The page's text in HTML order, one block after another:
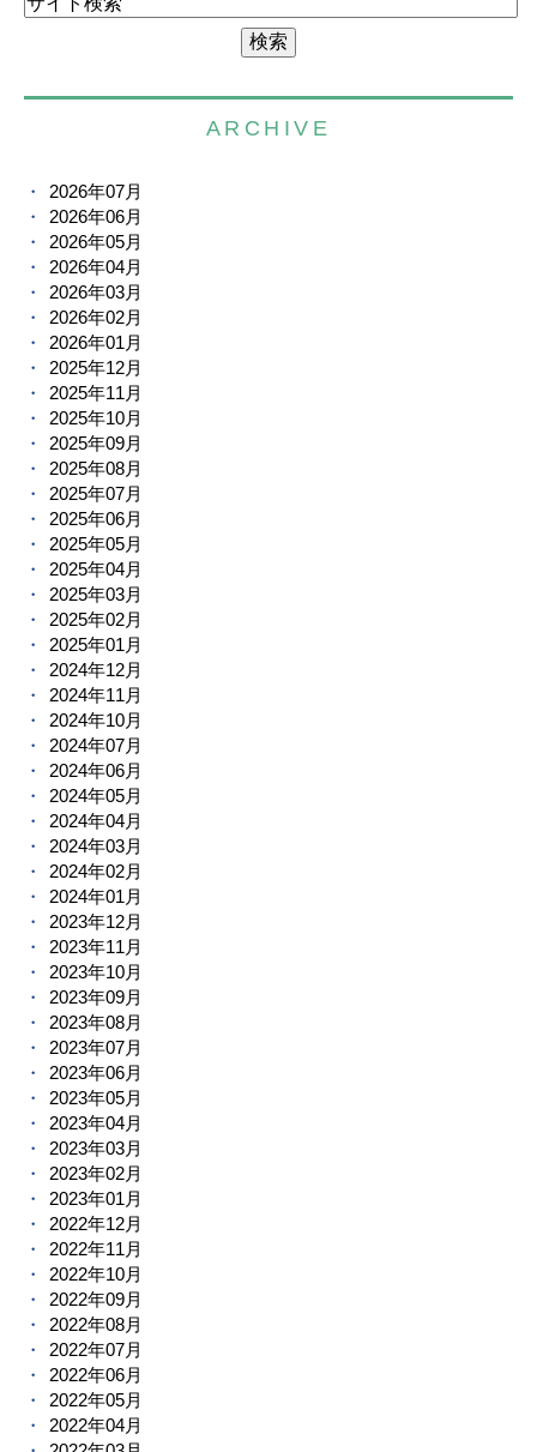
ARCHIVE
2026年07月
2026年06月
2026年05月
2026年04月
2026年03月
2026年02月
2026年01月
2025年12月
2025年11月
2025年10月
2025年09月
2025年08月
2025年07月
2025年06月
2025年05月
2025年04月
2025年03月
2025年02月
2025年01月
2024年12月
2024年11月
2024年10月
2024年07月
2024年06月
2024年05月
2024年04月
2024年03月
2024年02月
2024年01月
2023年12月
2023年11月
2023年10月
2023年09月
2023年08月
2023年07月
2023年06月
2023年05月
2023年04月
2023年03月
2023年02月
2023年01月
2022年12月
2022年11月
2022年10月
2022年09月
2022年08月
2022年07月
2022年06月
2022年05月
2022年04月